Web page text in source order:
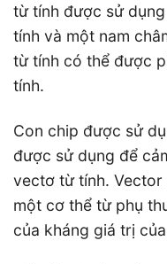
từ tính được sử
tính và một nam
từ tính có thể được
tính.
Con chip được sử
được sử dụng để
vectơ từ tính. Vector
một cơ thể từ phụ
của kháng giá trị